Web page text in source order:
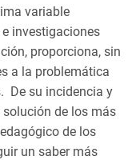
variable
investigaciones
proporciona, sin
a la problemática
De su incidencia y
solución de los más
de los
un saber más